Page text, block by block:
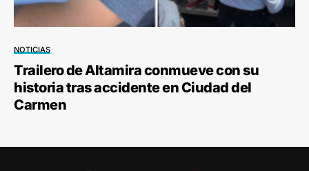
NOTICIAS
Trailero de Altamira conmueve con su
historia tras accidente en Ciudad del
Carmen